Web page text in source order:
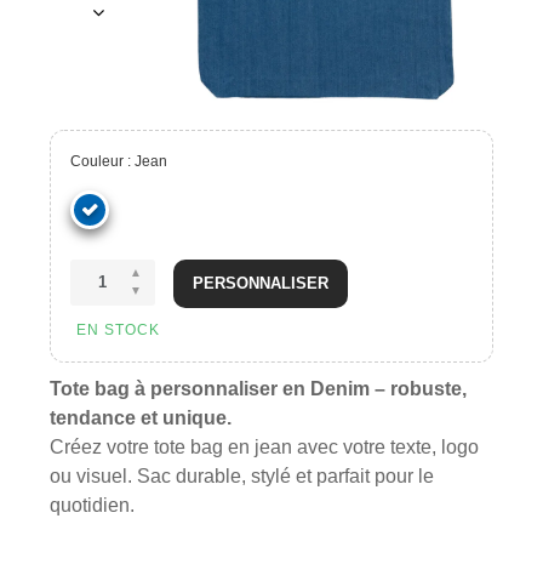
Couleur : Jean
PERSONNALISER
EN STOCK
Tote bag à personnaliser en Denim – robuste,
tendance et unique.
Créez votre tote bag en jean avec votre texte, logo
ou visuel. Sac durable, stylé et parfait pour le
quotidien.